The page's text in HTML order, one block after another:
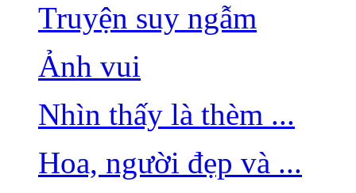
Truyện suy ngẫm
Ảnh vui
Nhìn thấy là thèm ...
Hoa, người đẹp và ...